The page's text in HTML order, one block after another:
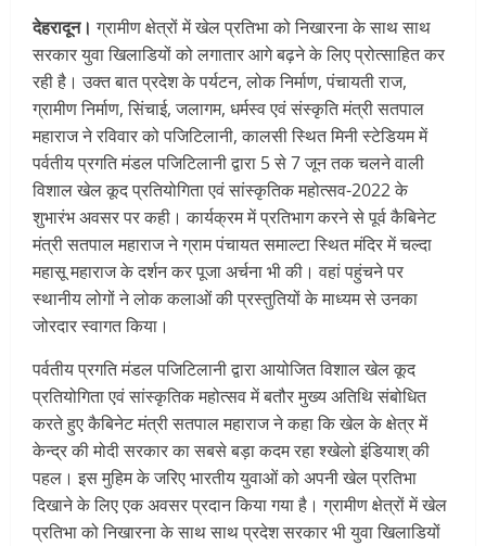
देहरादून। ग्रामीण क्षेत्रों में खेल प्रतिभा को निखारना के साथ साथ
सरकार युवा खिलाडियों को लगातार आगे बढ़ने के लिए प्रोत्साहित कर
रही है। उक्त बात प्रदेश के पर्यटन, लोक निर्माण, पंचायती राज,
ग्रामीण निर्माण, सिंचाई, जलागम, धर्मस्व एवं संस्कृति मंत्री सतपाल
महाराज ने रविवार को पजिटिलानी, कालसी स्थित मिनी स्टेडियम में
पर्वतीय प्रगति मंडल पजिटिलानी द्वारा 5 से 7 जून तक चलने वाली
विशाल खेल कूद प्रतियोगिता एवं सांस्कृतिक महोत्सव-2022 के
शुभारंभ अवसर पर कही। कार्यक्रम में प्रतिभाग करने से पूर्व कैबिनेट
मंत्री सतपाल महाराज ने ग्राम पंचायत समाल्टा स्थित मंदिर में चल्दा
महासू महाराज के दर्शन कर पूजा अर्चना भी की। वहां पहुंचने पर
स्थानीय लोगों ने लोक कलाओं की प्रस्तुतियों के माध्यम से उनका
जोरदार स्वागत किया।
पर्वतीय प्रगति मंडल पजिटिलानी द्वारा आयोजित विशाल खेल कूद
प्रतियोगिता एवं सांस्कृतिक महोत्सव में बतौर मुख्य अतिथि संबोधित
करते हुए कैबिनेट मंत्री सतपाल महाराज ने कहा कि खेल के क्षेत्र में
केन्द्र की मोदी सरकार का सबसे बड़ा कदम रहा श्खेलो इंडियाश् की
पहल। इस मुहिम के जरिए भारतीय युवाओं को अपनी खेल प्रतिभा
दिखाने के लिए एक अवसर प्रदान किया गया है। ग्रामीण क्षेत्रों में खेल
प्रतिभा को निखारना के साथ साथ प्रदेश सरकार भी युवा खिलाडियों